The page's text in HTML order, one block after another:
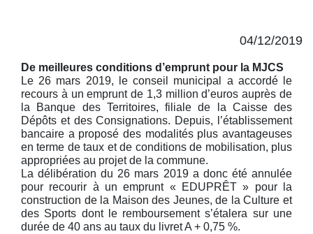
04/12/2019
De meilleures conditions d’emprunt pour la MJCS
Le 26 mars 2019, le conseil municipal a accordé le
recours à un emprunt de 1,3 million d’euros auprès de
la Banque des Territoires, filiale de la Caisse des
Dépôts et des Consignations. Depuis, l’établissement
bancaire a proposé des modalités plus avantageuses
en terme de taux et de conditions de mobilisation, plus
appropriées au projet de la commune.
La délibération du 26 mars 2019 a donc été annulée
pour recourir à un emprunt « EDUPRÊT » pour la
construction de la Maison des Jeunes, de la Culture et
des Sports dont le remboursement s’étalera sur une
durée de 40 ans au taux du livret A + 0,75 %.